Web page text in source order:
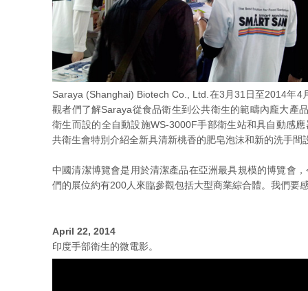
Saraya (Shanghai) Biotech Co., Ltd.在3月31日至2014年4
觀者們了解Saraya從食品衛生到公共衛生的範疇內龐大產
衛生而設的全自動設施WS-3000F手部衛生站和具自動感
共衛生會特別介紹全新具清新桃香的肥皂泡沫和新的洗手間
中國清潔博覽會是用於清潔產品在亞洲最具規模的博覽會
們的展位約有200人來臨參觀包括大型商業綜合體。我們要
April 22, 2014
印度手部衛生的微電影。